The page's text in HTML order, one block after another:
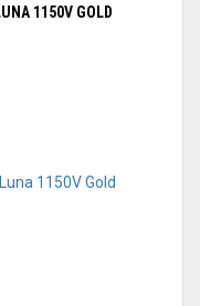
1150V GOLD